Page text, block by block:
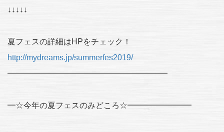
↓↓↓↓↓
夏フェスの詳細はHPをチェック！
http://mydreams.jp/summerfes2019/
━━━━━━━━━━━━━━━━━━━━
━☆今年の夏フェスのみどころ☆━━━━━━━━